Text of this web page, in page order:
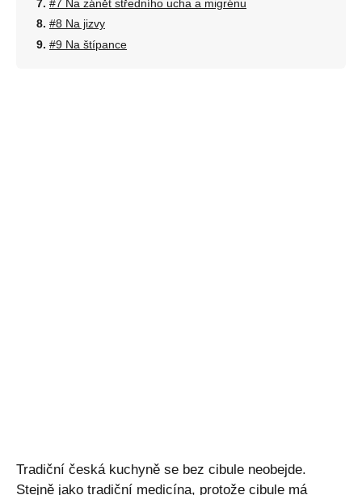
#7 Na zánět středního ucha a migrénu
#8 Na jizvy
#9 Na štípance
Tradiční česká kuchyně se bez cibule neobejde.
Stejně jako tradiční medicína, protože cibule má